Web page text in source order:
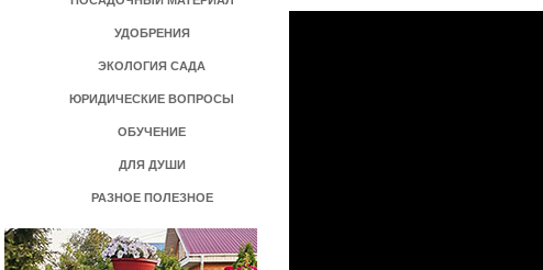
УДОБРЕНИЯ
ЭКОЛОГИЯ САДА
ЮРИДИЧЕСКИЕ ВОПРОСЫ
ОБУЧЕНИЕ
ДЛЯ ДУШИ
РАЗНОЕ ПОЛЕЗНОЕ